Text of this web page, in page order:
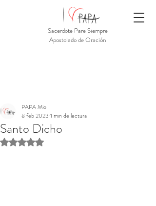
Sacerdote Pare Siempre
Apostolado de Oración
Santo Dicho
PAPA Mio
8 feb 2023 1 min de lectura
Obtuvo NaN de 5 estrellas.